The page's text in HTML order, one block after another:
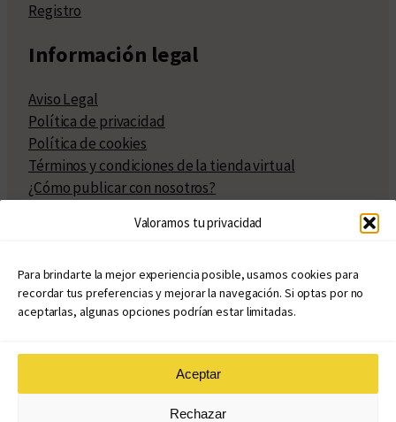
Valoramos tu privacidad
Para brindarte la mejor experiencia posible, usamos cookies para
recordar tus preferencias y mejorar la navegación. Si optas por no
aceptarlas, algunas opciones podrían estar limitadas.
Aceptar
Rechazar
Registro
Información legal
Aviso Legal
Política de privacidad
Política de cookies
Términos y condiciones de la tienda virtual
¿Cómo publicar con nosotros?
Políticas de publicación
Políticas de coedición
Atribuciones